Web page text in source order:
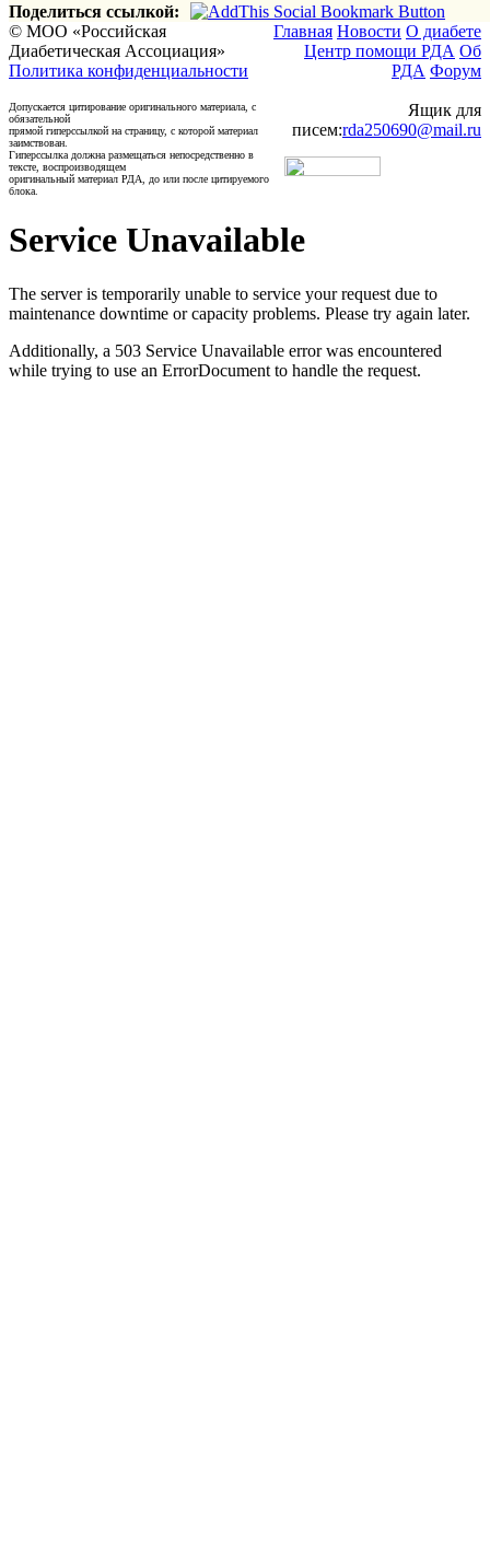
Поделиться ссылкой:
© МОО «Российская
Диабетическая Ассоциация»
Политика конфиденциальности
Допускается цитирование оригинального материала, с
обязательной
прямой гиперссылкой на страницу, с которой материал
заимствован.
Гиперссылка должна размещаться непосредственно в
тексте, воспроизводящем
оригинальный материал РДА, до или после цитируемого
блока.
Главная Новости О диабете
Центр помощи РДА Об
РДА Форум
Ящик для
писем:rda250690@mail.ru
Service Unavailable
The server is temporarily unable to service your request due to
maintenance downtime or capacity problems. Please try again later.
Additionally, a 503 Service Unavailable error was encountered
while trying to use an ErrorDocument to handle the request.